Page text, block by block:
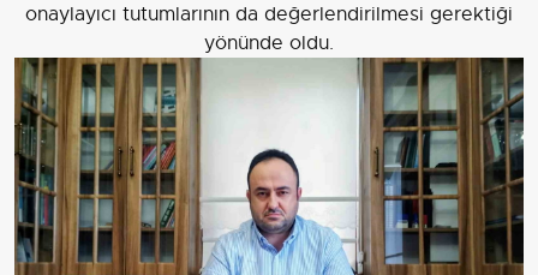
onaylayıcı tutumlarının da değerlendirilmesi gerektiği
yönünde oldu.